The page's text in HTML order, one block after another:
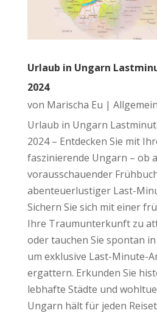
Urlaub in Ungarn
2024
von Marischa Eu | Allgemein
Urlaub in Ungarn
2024 – Entdecken Sie mit
faszinierende Ungarn – ob
vorausschauender
abenteuerlustiger Last-
Sichern Sie sich mit einer
Ihre Traumunterkunft zu
oder tauchen Sie spontan
um exklusive Last-Minute-
ergattern. Erkunden Sie
lebhafte Städte und
Ungarn hält für jeden